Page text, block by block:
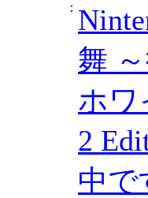
：
舞
ホワ
2
中で